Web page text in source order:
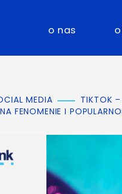
o nas
MEDIA
TIKTOK –
FENOMENIE I